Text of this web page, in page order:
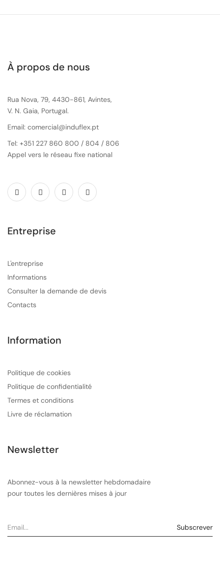
À propos de nous
Rua Nova, 79, 4430-861, Avintes,
V. N. Gaia, Portugal.
Email: comercial@induflex.pt
Tel: +351 227 860 800 / 804 / 806
Appel vers le réseau fixe national
Entreprise
L'entreprise
Informations
Consulter la demande de devis
Contacts
Information
Politique de cookies
Politique de confidentialité
Termes et conditions
Livre de réclamation
Newsletter
Abonnez-vous à la newsletter hebdomadaire
pour toutes les dernières mises à jour